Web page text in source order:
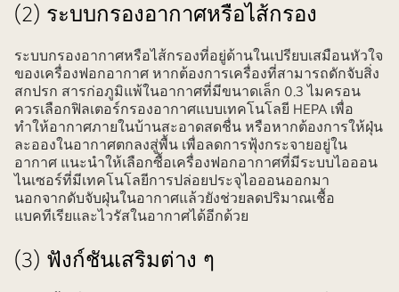
(2) ระบบกรองอากาศหรือไส้กรอง
ระบบกรองอากาศหรือไส้กรองที่อยู่ด้านในเปรียบเสมือนหัวใจ
ของเครื่องฟอกอากาศ หากต้องการเครื่องที่สามารถดักจับสิ่ง
สกปรก สารก่อภูมิแพ้ในอากาศที่มีขนาดเล็ก 0.3 ไมครอน
ควรเลือกฟิลเตอร์กรองอากาศแบบเทคโนโลยี HEPA เพื่อ
ทำให้อากาศภายในบ้านสะอาดสดชื่น หรือหากต้องการให้ฝุ่น
ละอองในอากาศตกลงสู่พื้น เพื่อลดการฟุ้งกระจายอยู่ใน
อากาศ แนะนำให้เลือกซื้อเครื่องฟอกอากาศที่มีระบบไอออน
ไนเซอร์ที่มีเทคโนโลยีการปล่อยประจุไอออนออกมา
นอกจากดับจับฝุ่นในอากาศแล้วยังช่วยลดปริมาณเชื้อ
แบคทีเรียและไวรัสในอากาศได้อีกด้วย
(3) ฟังก์ชันเสริมต่าง ๆ